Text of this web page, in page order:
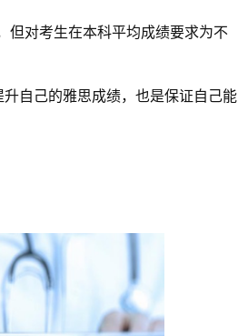
但对考生在本科平均成绩要求为不
自己的雅思成绩，也是保证自己能